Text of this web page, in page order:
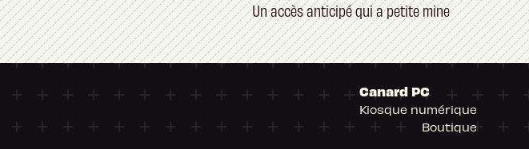
Un accès anticipé qui a petite mine
Canard PC
Kiosque numérique
Boutique